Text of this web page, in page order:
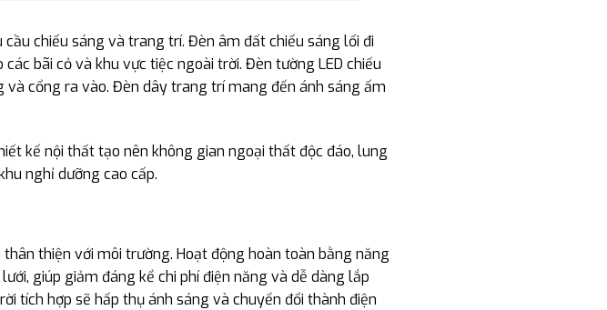
chiếu sáng và trang trí. Đèn âm đất chiếu sáng lối đi
bãi cỏ và khu vực tiệc ngoài trời. Đèn tường LED chiếu
cổng ra vào. Đèn dây trang trí mang đến ánh sáng ấm
kế nội thất tạo nên không gian ngoại thất độc đáo, lung
nghỉ dưỡng cao cấp.
thiện với môi trường. Hoạt động hoàn toàn bằng năng
giúp giảm đáng kể chi phí điện năng và dễ dàng lắp
tích hợp sẽ hấp thụ ánh sáng và chuyển đổi thành điện